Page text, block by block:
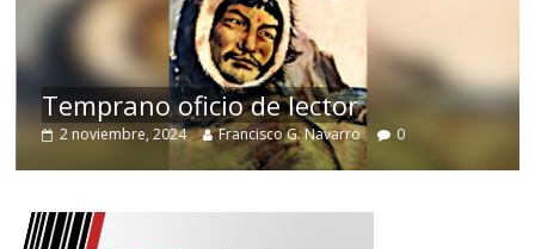
Temprano oficio de lector
2 noviembre, 2024 Francisco G. Navarro 0